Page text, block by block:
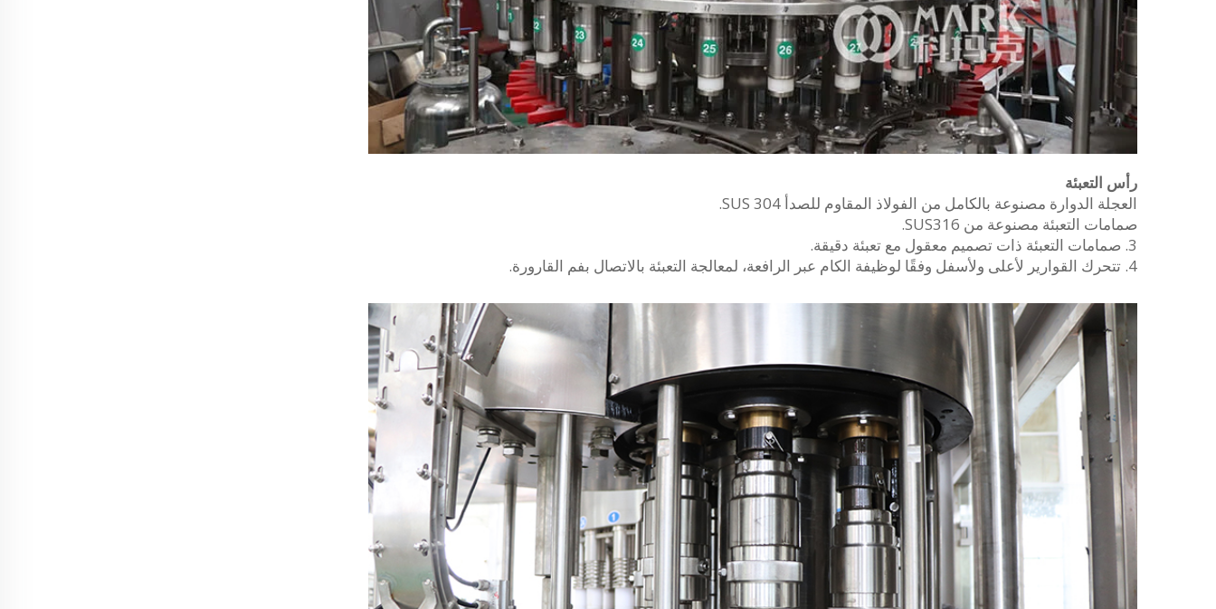
رأس التعبئة
العجلة الدوارة مصنوعة بالكامل من الفولاذ المقاوم للصدأ SUS 304.
صمامات التعبئة مصنوعة من SUS316.
3. صمامات التعبئة ذات تصميم معقول مع تعبئة دقيقة.
4. تتحرك القوارير لأعلى ولأسفل وفقًا لوظيفة الكام عبر الرافعة، لمعالجة التعبئة بالاتصال بفم القارورة.